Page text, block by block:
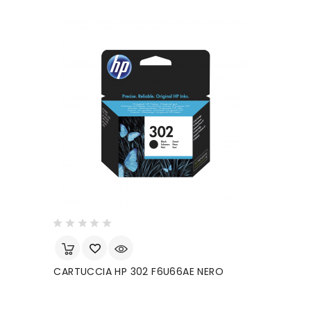
CARTUCCIA HP 302 F6U66AE NERO